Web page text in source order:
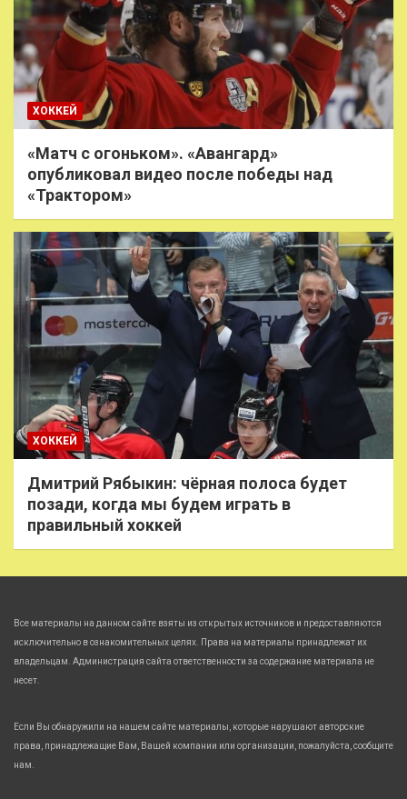
ХОККЕЙ
«Матч с огоньком». «Авангард»
опубликовал видео после победы над
«Трактором»
ХОККЕЙ
Дмитрий Рябыкин: чёрная полоса будет
позади, когда мы будем играть в
правильный хоккей
Все материалы на данном сайте взяты из открытых источников и предоставляются
исключительно в ознакомительных целях. Права на материалы принадлежат их
владельцам. Администрация сайта ответственности за содержание материала не
несет.
Если Вы обнаружили на нашем сайте материалы, которые нарушают авторские
права, принадлежащие Вам, Вашей компании или организации, пожалуйста, сообщите
нам.